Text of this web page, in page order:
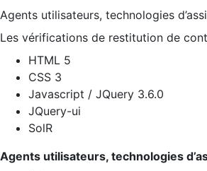
Agents utilisateurs, technologies
Les vérifications de restitution de
HTML 5
CSS 3
Javascript / JQuery 3.6.0
JQuery-ui
SolR
Agents utilisateurs, technologies